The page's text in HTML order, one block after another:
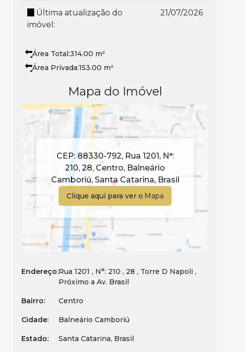
Última atualização do
imóvel:
21/07/2026
Área Total:314.00 m²
Área Privada:153.00 m²
Mapa do Imóvel
CEP: 88330-792, Rua 1201, N°:
210, 28, Centro, Balneário
Camboriú, Santa Catarina, Brasil
Clique aqui para ver o Mapa
Endereço:Rua 1201 , N°: 210 , 28 , Torre D Napoli ,
Próximo a Av. Brasil
Bairro: Centro
Cidade: Balneário Camboriú
Estado: Santa Catarina, Brasil